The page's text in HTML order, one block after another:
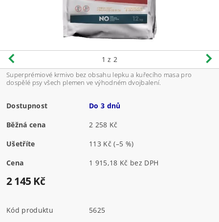
1 z 2
Superprémiové krmivo bez obsahu lepku a kuřecího masa pro
dospělé psy všech plemen ve výhodném dvojbalení.
Dostupnost Do 3 dnů
Běžná cena 2 258 Kč
Ušetříte 113 Kč(–5 %)
Cena 1 915,18 Kč bez DPH
2 145 Kč
Kód produktu
5625